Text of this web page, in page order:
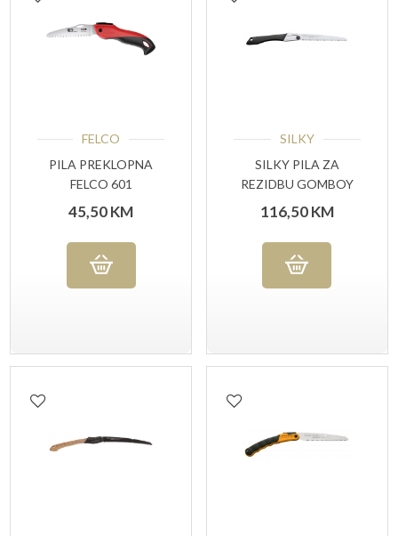
FELCO
PILA PREKLOPNA
FELCO 601
45,50KM
SILKY
SILKY PILA ZA
REZIDBU GOMBOY
240-10
116,50KM